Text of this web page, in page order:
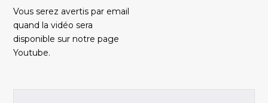
Vous serez avertis par email
quand la vidéo sera
disponible sur notre page
Youtube.